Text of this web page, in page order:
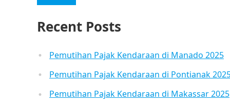
Recent Posts
Pemutihan Pajak Kendaraan di Manado 2025
Pemutihan Pajak Kendaraan di Pontianak
Pemutihan Pajak Kendaraan di Makassar 2025